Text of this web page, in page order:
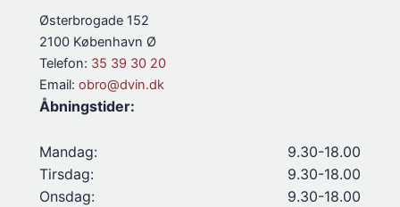
Østerbrogade 152
2100 København Ø
Telefon: 35 39 30 20
Email: obro@dvin.dk
Åbningstider:
Mandag:
9.30-18.00
Tirsdag:
9.30-18.00
Onsdag:
9.30-18.00